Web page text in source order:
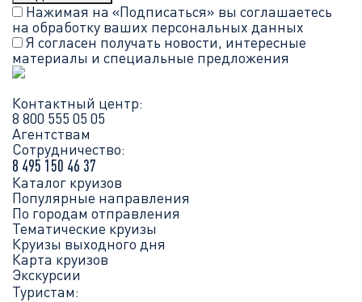
Нажимая на «Подписаться» вы соглашаетесь
на обработку ваших персональных данных
Я согласен получать новости, интересные
материалы и специальные предложения
Контактный центр:
8 800 555 05 05
Агентствам
Сотрудничество:
8 495 150 46 37
Каталог круизов
Популярные направления
По городам отправления
Тематические круизы
Круизы выходного дня
Карта круизов
Экскурсии
Туристам: